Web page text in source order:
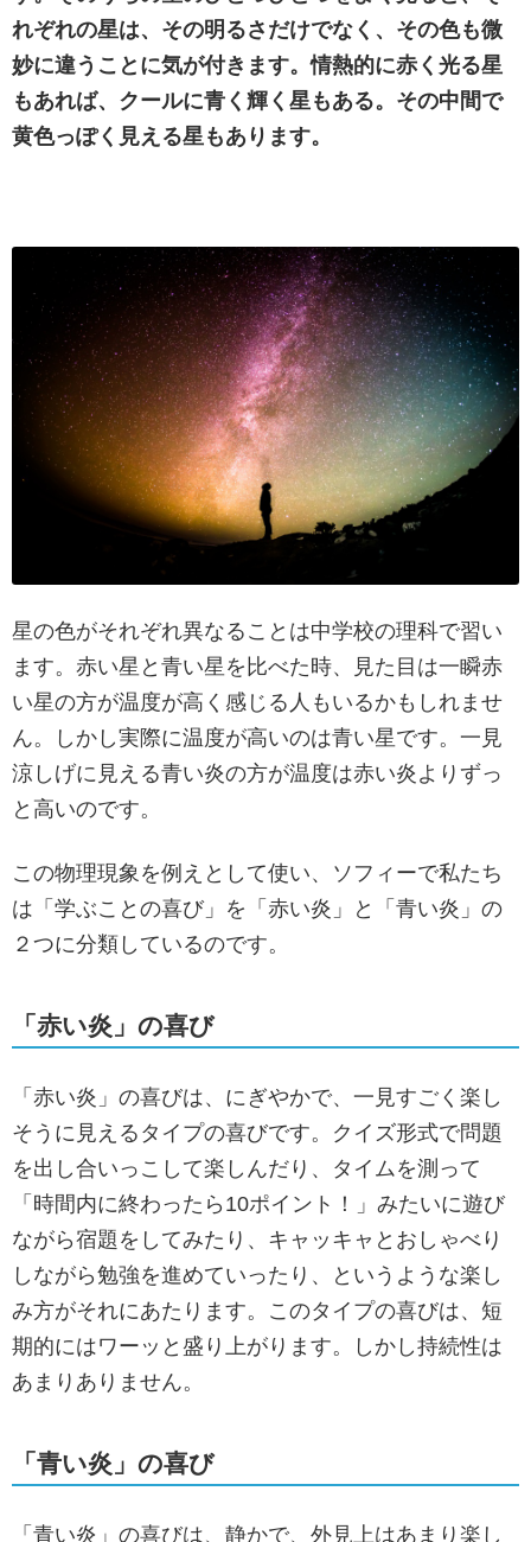
れぞれの星は、その明るさだけでなく、その色も微
妙に違うことに気が付きます。情熱的に赤く光る星
もあれば、クールに青く輝く星もある。その中間で
黄色っぽく見える星もあります。
星の色がそれぞれ異なることは中学校の理科で習い
ます。赤い星と青い星を比べた時、見た目は一瞬赤
い星の方が温度が高く感じる人もいるかもしれませ
ん。しかし実際に温度が高いのは青い星です。一見
涼しげに見える青い炎の方が温度は赤い炎よりずっ
と高いのです。
この物理現象を例えとして使い、ソフィーで私たち
は「学ぶことの喜び」を「赤い炎」と「青い炎」の
２つに分類しているのです。
「赤い炎」の喜び
「赤い炎」の喜びは、にぎやかで、一見すごく楽し
そうに見えるタイプの喜びです。クイズ形式で問題
を出し合いっこして楽しんだり、タイムを測って
「時間内に終わったら10ポイント！」みたいに遊び
ながら宿題をしてみたり、キャッキャとおしゃべり
しながら勉強を進めていったり、というような楽し
み方がそれにあたります。このタイプの喜びは、短
期的にはワーッと盛り上がります。しかし持続性は
あまりありません。
「青い炎」の喜び
「青い炎」の喜びは、静かで、外見上はあまり楽し